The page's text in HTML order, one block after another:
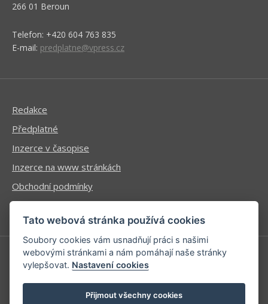
266 01 Beroun
Telefon: +420 604 763 835
E-mail: predplatne@vpress.cz
Redakce
Předplatné
Inzerce v časopise
Inzerce na www stránkách
Obchodní podmínky
Ochrana osobních údajů
Příhlášení | Registrace
Kontaktní informace
Tato webová stránka používá cookies
Soubory cookies vám usnadňují práci s našimi
webovými stránkami a nám pomáhají naše stránky
vylepšovat. Nastavení cookies
Přijmout všechny cookies